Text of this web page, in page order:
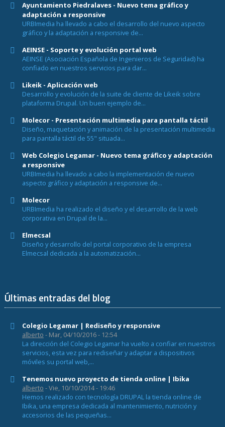
Ayuntamiento Piedralaves - Nuevo tema gráfico y
adaptación a responsive
URBImedia ha llevado a cabo el desarrollo del nuevo aspecto
gráfico y la adaptación a responsive de...
AEINSE - Soporte y evolución portal web
AEINSE (Asociación Española de Ingenieros de Seguridad) ha
confiado en nuestros servicios para dar...
Likeik - Aplicación web
Desarrollo y evolución de la suite de cliente de Likeik sobre
plataforma Drupal. Un buen ejemplo de...
Molecor - Presentación multimedia para pantalla táctil
Diseño, maquetación y animación de la presentación multimedia
para pantalla táctil de 55" situada...
Web Colegio Legamar - Nuevo tema gráfico y adaptación
a responsive
URBImedia ha llevado a cabo la implementación de nuevo
aspecto gráfico y adaptación a responsive de...
Molecor
URBImedia ha realizado el diseño y el desarrollo de la web
corporativa en Drupal de la...
Elmecsal
Diseño y desarrollo del portal corporativo de la empresa
Elmecsal dedicada a la automatización...
Últimas entradas del blog
Colegio Legamar | Rediseño y responsive
alberto - Mar, 04/10/2016 - 12:54
La dirección del Colegio Legamar ha vuelto a confiar en nuestros
servicios, esta vez para rediseñar y adaptar a dispositivos
móviles su portal web,...
Tenemos nuevo proyecto de tienda online | Ibika
alberto - Vie, 10/10/2014 - 19:46
Hemos realizado con tecnología DRUPAL la tienda online de
Ibika, una empresa dedicada al mantenimiento, nutrición y
accesorios de las pequeñas...